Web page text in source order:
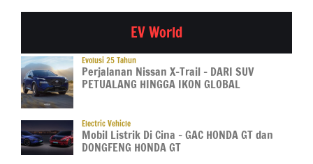
EV World
Evolusi 25 Tahun
Perjalanan Nissan X-Trail – DARI SUV
PETUALANG HINGGA IKON GLOBAL
Electric Vehicle
Mobil Listrik Di Cina – GAC HONDA GT dan
DONGFENG HONDA GT